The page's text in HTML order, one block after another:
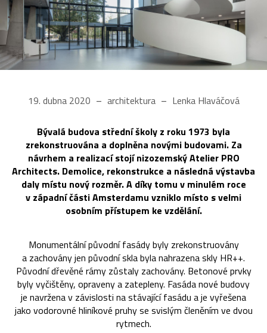
19. dubna 2020 architektura Lenka Hlaváčová
Bývalá budova střední školy z roku 1973 byla
zrekonstruována a doplněna novými budovami. Za
návrhem a realizací stojí nizozemský Atelier PRO
Architects. Demolice, rekonstrukce a následná výstavba
daly místu nový rozměr. A díky tomu v minulém roce
v západní části Amsterdamu vzniklo místo s velmi
osobním přístupem ke vzdělání.
Monumentální původní fasády byly zrekonstruovány
a zachovány jen původní skla byla nahrazena skly HR++.
Původní dřevěné rámy zůstaly zachovány. Betonové prvky
byly vyčištěny, opraveny a zatepleny. Fasáda nové budovy
je navržena v závislosti na stávající fasádu a je vyřešena
jako vodorovné hliníkové pruhy se svislým členěním ve dvou
rytmech.